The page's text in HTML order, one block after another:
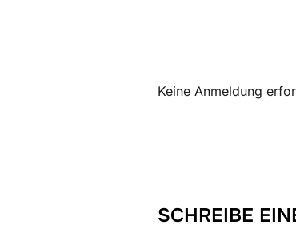
Keine Anmeldung
SCHREIBE